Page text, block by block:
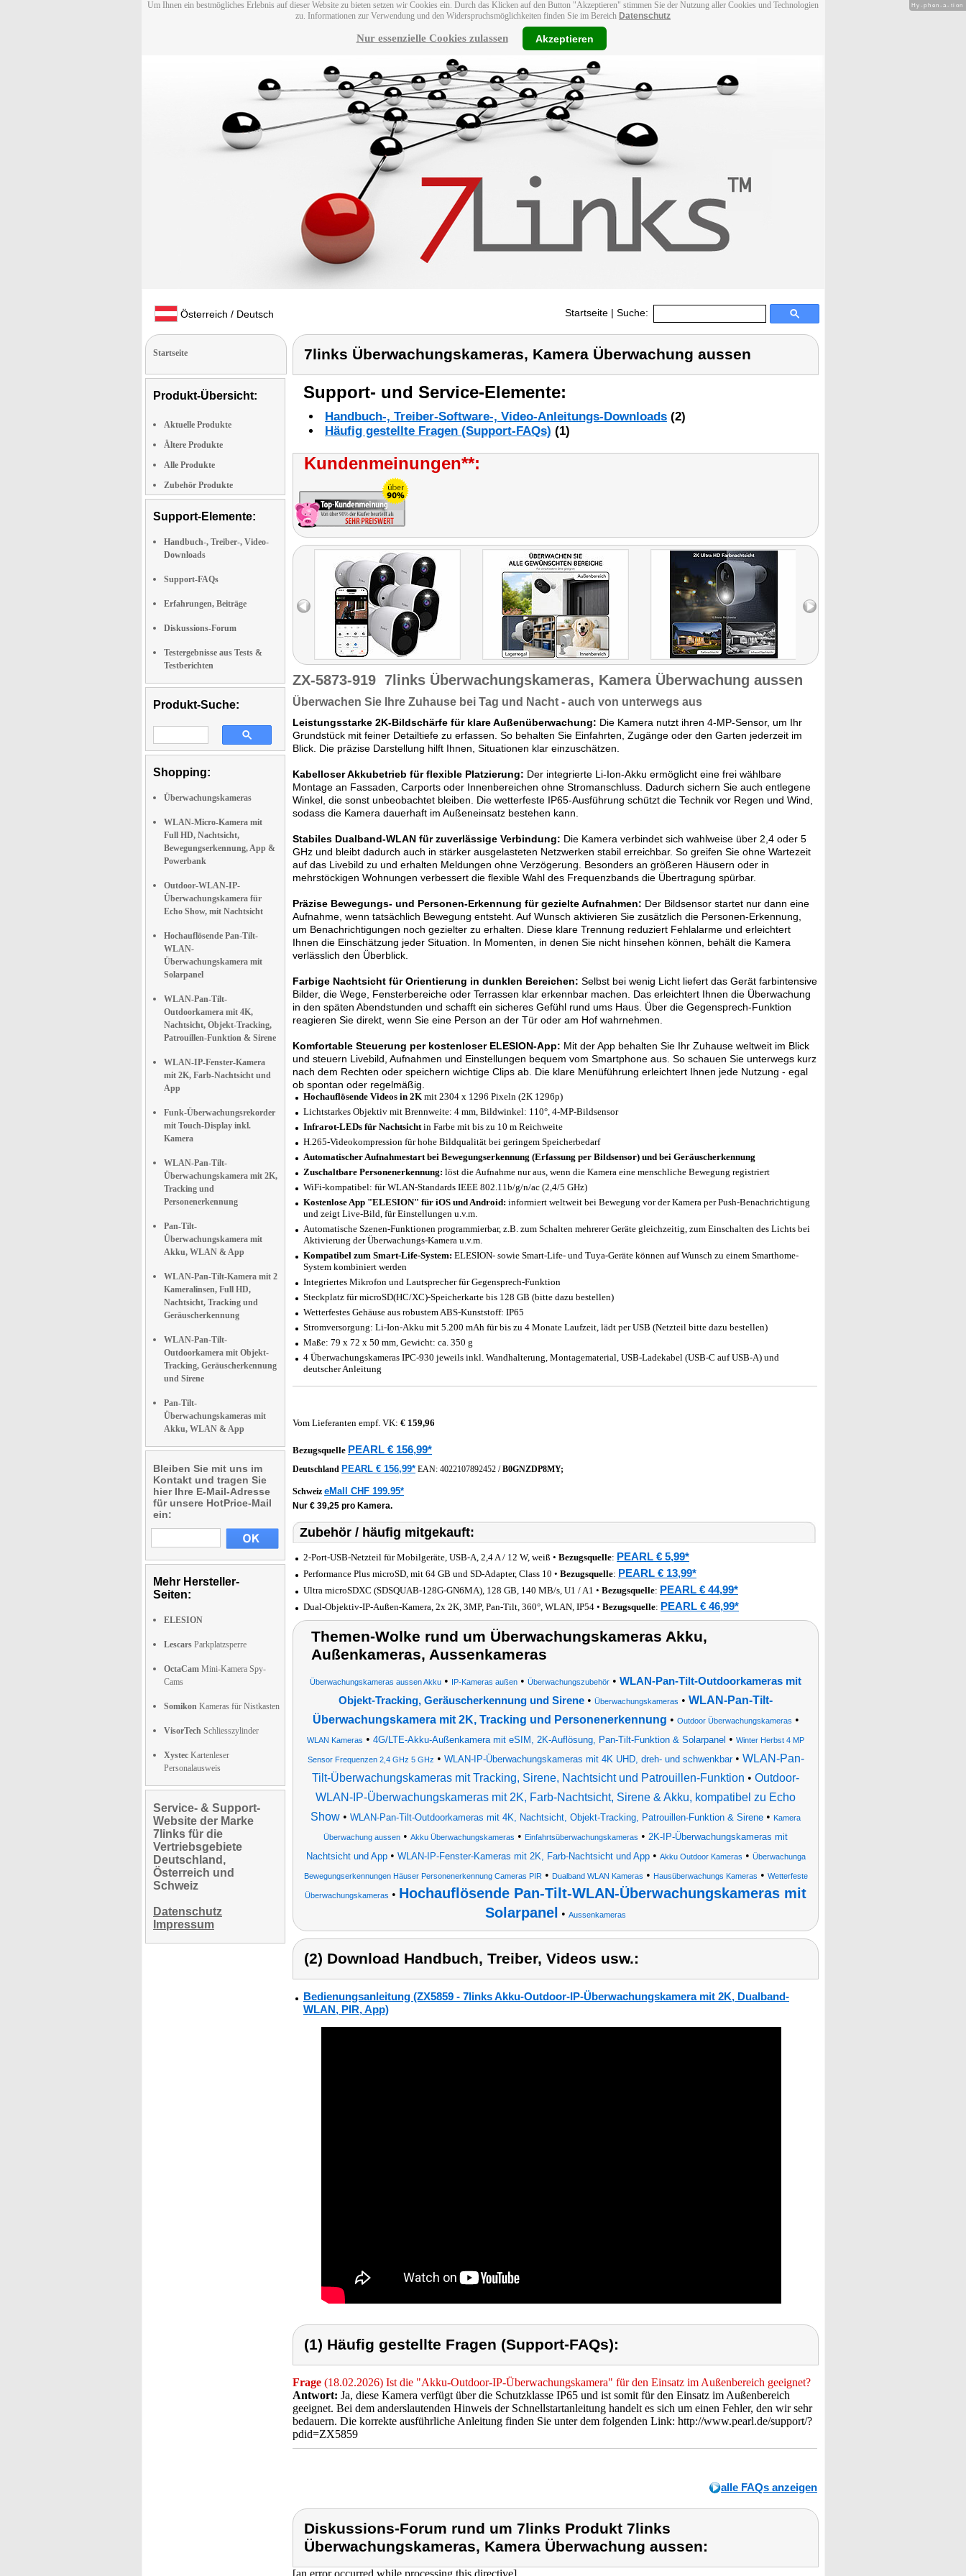
Um Ihnen ein bestmögliches Erlebnis auf dieser Website zu bieten setzen wir Cookies ein. Durch das Klicken auf den Button "Akzeptieren" stimmen Sie der Nutzung aller Cookies und Technologien
zu. Informationen zur Verwendung und den Widerspruchsmöglichkeiten finden Sie im Bereich Datenschutz
Nur essenzielle Cookies zulassen Akzeptieren
Österreich / Deutsch Startseite | Suche:
Startseite
Produkt-Übersicht:
Aktuelle Produkte
Ältere Produkte
Alle Produkte
Zubehör Produkte
Support-Elemente:
Handbuch-, Treiber-, Video-
Downloads
Support-FAQs
Erfahrungen, Beiträge
Diskussions-Forum
Testergebnisse aus Tests &
Testberichten
Produkt-Suche:
Shopping:
Überwachungskameras
WLAN-Micro-Kamera mit
Full HD, Nachtsicht,
Bewegungserkennung, App &
Powerbank
Outdoor-WLAN-IP-
Überwachungskamera für
Echo Show, mit Nachtsicht
Hochauflösende Pan-Tilt-
WLAN-
Überwachungskamera mit
Solarpanel
WLAN-Pan-Tilt-
Outdoorkamera mit 4K,
Nachtsicht, Objekt-Tracking,
Patrouillen-Funktion & Sirene
WLAN-IP-Fenster-Kamera
mit 2K, Farb-Nachtsicht und
App
Funk-Überwachungsrekorder
mit Touch-Display inkl.
Kamera
WLAN-Pan-Tilt-
Überwachungskamera mit 2K,
Tracking und
Personenerkennung
Pan-Tilt-
Überwachungskamera mit
Akku, WLAN & App
WLAN-Pan-Tilt-Kamera mit 2
Kameralinsen, Full HD,
Nachtsicht, Tracking und
Geräuscherkennung
WLAN-Pan-Tilt-
Outdoorkamera mit Objekt-
Tracking, Geräuscherkennung
und Sirene
Pan-Tilt-
Überwachungskameras mit
Akku, WLAN & App
Bleiben Sie mit uns im
Kontakt und tragen Sie
hier Ihre E-Mail-Adresse
für unsere HotPrice-Mail
ein:
Mehr Hersteller-
Seiten:
ELESION
Lescars Parkplatzsperre
OctaCam Mini-Kamera Spy-
Cams
Somikon Kameras für Nistkasten
VisorTech Schliesszylinder
Xystec Kartenleser
Personalausweis
Service- & Support-
Website der Marke
7links für die
Vertriebsgebiete
Deutschland,
Österreich und
Schweiz
Datenschutz
Impressum
7links Überwachungskameras, Kamera Überwachung aussen
Support- und Service-Elemente:
Handbuch-, Treiber-Software-, Video-Anleitungs-Downloads (2)
Häufig gestellte Fragen (Support-FAQs) (1)
Kundenmeinungen**:
ZX-5873-919 7links Überwachungskameras, Kamera Überwachung aussen
Überwachen Sie Ihre Zuhause bei Tag und Nacht - auch von unterwegs aus
Leistungsstarke 2K-Bildschärfe für klare Außenüberwachung: Die Kamera nutzt ihren 4-MP-Sensor, um Ihr
Grundstück mit feiner Detailtiefe zu erfassen. So behalten Sie Einfahrten, Zugänge oder den Garten jederzeit im
Blick. Die präzise Darstellung hilft Ihnen, Situationen klar einzuschätzen.
Kabelloser Akkubetrieb für flexible Platzierung: Der integrierte Li-Ion-Akku ermöglicht eine frei wählbare
Montage an Fassaden, Carports oder Innenbereichen ohne Stromanschluss. Dadurch sichern Sie auch entlegene
Winkel, die sonst unbeobachtet bleiben. Die wetterfeste IP65-Ausführung schützt die Technik vor Regen und Wind,
sodass die Kamera dauerhaft im Außeneinsatz bestehen kann.
Stabiles Dualband-WLAN für zuverlässige Verbindung: Die Kamera verbindet sich wahlweise über 2,4 oder 5
GHz und bleibt dadurch auch in stärker ausgelasteten Netzwerken stabil erreichbar. So greifen Sie ohne Wartezeit
auf das Livebild zu und erhalten Meldungen ohne Verzögerung. Besonders an größeren Häusern oder in
mehrstöckigen Wohnungen verbessert die flexible Wahl des Frequenzbands die Übertragung spürbar.
Präzise Bewegungs- und Personen-Erkennung für gezielte Aufnahmen: Der Bildsensor startet nur dann eine
Aufnahme, wenn tatsächlich Bewegung entsteht. Auf Wunsch aktivieren Sie zusätzlich die Personen-Erkennung,
um Benachrichtigungen noch gezielter zu erhalten. Diese klare Trennung reduziert Fehlalarme und erleichtert
Ihnen die Einschätzung jeder Situation. In Momenten, in denen Sie nicht hinsehen können, behält die Kamera
verlässlich den Überblick.
Farbige Nachtsicht für Orientierung in dunklen Bereichen: Selbst bei wenig Licht liefert das Gerät farbintensive
Bilder, die Wege, Fensterbereiche oder Terrassen klar erkennbar machen. Das erleichtert Ihnen die Überwachung
in den späten Abendstunden und schafft ein sicheres Gefühl rund ums Haus. Über die Gegensprech-Funktion
reagieren Sie direkt, wenn Sie eine Person an der Tür oder am Hof wahrnehmen.
Komfortable Steuerung per kostenloser ELESION-App: Mit der App behalten Sie Ihr Zuhause weltweit im Blick
und steuern Livebild, Aufnahmen und Einstellungen bequem vom Smartphone aus. So schauen Sie unterwegs kurz
nach dem Rechten oder speichern wichtige Clips ab. Die klare Menüführung erleichtert Ihnen jede Nutzung - egal
ob spontan oder regelmäßig.
Hochauflösende Videos in 2K mit 2304 x 1296 Pixeln (2K 1296p)
Lichtstarkes Objektiv mit Brennweite: 4 mm, Bildwinkel: 110°, 4-MP-Bildsensor
Infrarot-LEDs für Nachtsichtin Farbe mit bis zu 10 m Reichweite
H.265-Videokompression für hohe Bildqualität bei geringem Speicherbedarf
Automatischer Aufnahmestart bei Bewegungserkennung (Erfassung per Bildsensor) und bei Geräuscherkennung
Zuschaltbare Personenerkennung: löst die Aufnahme nur aus, wenn die Kamera eine menschliche Bewegung registriert
WiFi-kompatibel: für WLAN-Standards IEEE 802.11b/g/n/ac (2,4/5 GHz)
Kostenlose App "ELESION" für iOS und Android: informiert weltweit bei Bewegung vor der Kamera per Push-Benachrichtigung
und zeigt Live-Bild, für Einstellungen u.v.m.
Automatische Szenen-Funktionen programmierbar, z.B. zum Schalten mehrerer Geräte gleichzeitig, zum Einschalten des Lichts bei
Aktivierung der Überwachungs-Kamera u.v.m.
Kompatibel zum Smart-Life-System: ELESION- sowie Smart-Life- und Tuya-Geräte können auf Wunsch zu einem Smarthome-
System kombiniert werden
Integriertes Mikrofon und Lautsprecher für Gegensprech-Funktion
Steckplatz für microSD(HC/XC)-Speicherkarte bis 128 GB (bitte dazu bestellen)
Wetterfestes Gehäuse aus robustem ABS-Kunststoff: IP65
Stromversorgung: Li-Ion-Akku mit 5.200 mAh für bis zu 4 Monate Laufzeit, lädt per USB (Netzteil bitte dazu bestellen)
Maße: 79 x 72 x 50 mm, Gewicht: ca. 350 g
4 Überwachungskameras IPC-930 jeweils inkl. Wandhalterung, Montagematerial, USB-Ladekabel (USB-C auf USB-A) und
deutscher Anleitung
Vom Lieferanten empf. VK: € 159,96
Bezugsquelle PEARL € 156,99*
Deutschland PEARL € 156,99* EAN: 4022107892452 /B0GNZDP8MY;
Schweiz eMall CHF 199.95*
Nur € 39,25 pro Kamera.
Zubehör / häufig mitgekauft:
2-Port-USB-Netzteil für Mobilgeräte, USB-A, 2,4 A / 12 W, weiß • Bezugsquelle: PEARL € 5,99*
Performance Plus microSD, mit 64 GB und SD-Adapter, Class 10 • Bezugsquelle: PEARL € 13,99*
Ultra microSDXC (SDSQUAB-128G-GN6MA), 128 GB, 140 MB/s, U1 / A1 • Bezugsquelle: PEARL € 44,99*
Dual-Objektiv-IP-Außen-Kamera, 2x 2K, 3MP, Pan-Tilt, 360°, WLAN, IP54 • Bezugsquelle: PEARL € 46,99*
Themen-Wolke rund um Überwachungskameras Akku,
Außenkameras, Aussenkameras
Überwachungskameras aussen Akku • IP-Kameras außen • Überwachungszubehör • WLAN-Pan-Tilt-Outdoorkameras mit
Objekt-Tracking, Geräuscherkennung und Sirene • Überwachungskameras • WLAN-Pan-Tilt-
Überwachungskamera mit 2K, Tracking und Personenerkennung • Outdoor Überwachungskameras •
WLAN Kameras • 4G/LTE-Akku-Außenkamera mit eSIM, 2K-Auflösung, Pan-Tilt-Funktion & Solarpanel • Winter Herbst 4 MP
Sensor Frequenzen 2,4 GHz 5 GHz • WLAN-IP-Überwachungskameras mit 4K UHD, dreh- und schwenkbar• WLAN-Pan-
Tilt-Überwachungskameras mit Tracking, Sirene, Nachtsicht und Patrouillen-Funktion • Outdoor-
WLAN-IP-Überwachungskameras mit 2K, Farb-Nachtsicht, Sirene & Akku, kompatibel zu Echo
Show • WLAN-Pan-Tilt-Outdoorkameras mit 4K, Nachtsicht, Objekt-Tracking, Patrouillen-Funktion & Sirene • Kamera
Überwachung aussen • Akku Überwachungskameras • Einfahrtsüberwachungskameras • 2K-IP-Überwachungskameras mit
Nachtsicht und App• WLAN-IP-Fenster-Kameras mit 2K, Farb-Nachtsicht und App• Akku Outdoor Kameras • Überwachunga
Bewegungserkennungen Häuser Personenerkennung Cameras PIR• Dualband WLAN Kameras • Hausüberwachungs Kameras • Wetterfeste
Überwachungskameras • Hochauflösende Pan-Tilt-WLAN-Überwachungskameras mit
Solarpanel
• Aussenkameras
(2) Download Handbuch, Treiber, Videos usw.:
Bedienungsanleitung (ZX5859 - 7links Akku-Outdoor-IP-Überwachungskamera mit 2K, Dualband-
WLAN, PIR, App)
(1) Häufig gestellte Fragen (Support-FAQs):
Frage (18.02.2026) Ist die "Akku-Outdoor-IP-Überwachungskamera" für den Einsatz im Außenbereich geeignet?
Antwort: Ja, diese Kamera verfügt über die Schutzklasse IP65 und ist somit für den Einsatz im Außenbereich
geeignet. Bei dem anderslautenden Hinweis der Schnellstartanleitung handelt es sich um einen Fehler, den wir sehr
bedauern. Die korrekte ausführliche Anleitung finden Sie unter dem folgenden Link: http://www.pearl.de/support/?
pdid=ZX5859
alle FAQs anzeigen
Diskussions-Forum rund um 7links Produkt 7links
Überwachungskameras, Kamera Überwachung aussen:
[an error occurred while processing this directive]
Hy-phen-a-tion